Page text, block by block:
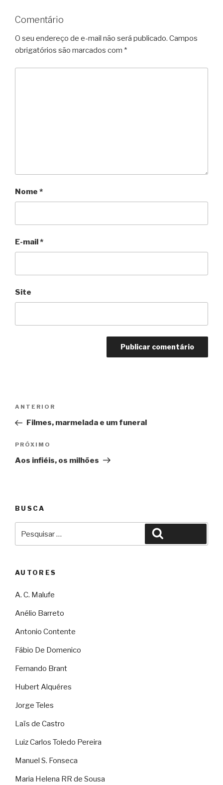
Comentário
O seu endereço de e-mail não será publicado. Campos
obrigatórios são marcados com *
Nome *
E-mail*
Site
Post
Anterior
ANTERIOR
Filmes, marmelada e um funeral
Próximo
PRÓXIMO
Aos infiéis, os milhões
BUSCA
por:
AUTORES
A. C. Malufe
Anélio Barreto
Antonio Contente
Fábio De Domenico
Fernando Brant
Hubert Alquéres
Jorge Teles
Laïs de Castro
Luiz Carlos Toledo Pereira
Manuel S. Fonseca
Maria Helena RR de Sousa